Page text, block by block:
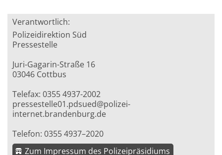
Verantwortlich:
Polizeidirektion Süd
Pressestelle
Juri-Gagarin-Straße 16
03046 Cottbus
Telefax: 0355 4937-2002
pressestelle01.pdsued@polizei-
internet.brandenburg.de
Telefon: 0355 4937–2020
Zum Impressum des Polizeipräsidiums